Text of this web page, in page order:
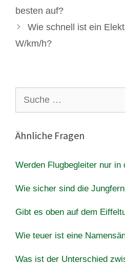
besten auf?
Wie schnell ist ein
W/km/h?
nach:
Ähnliche Fragen
Werden Flugbegleiter nur in
Wie sicher sind die
Gibt es oben auf dem
Wie teuer ist eine
Was ist der Unterschied